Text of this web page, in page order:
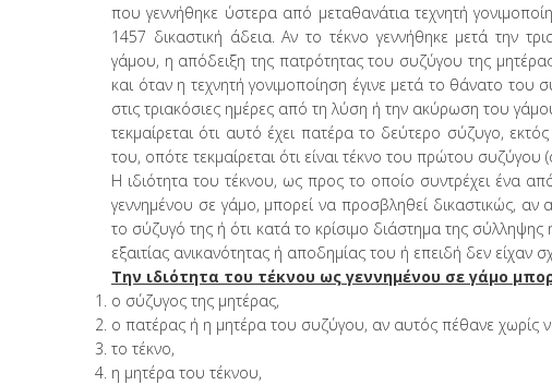
που γεννήθηκε ύστερα από μεταθανάτια τεχνητή
1457 δικαστική άδεια. Αν το τέκνο γεννήθηκε μετά την
γάμου, η απόδειξη της πατρότητας του συζύγου της μητέρας
και όταν η τεχνητή γονιμοποίηση έγινε μετά το θάνατο
στις τριακόσιες ημέρες από τη λύση ή την ακύρωση του
τεκμαίρεται ότι αυτό έχει πατέρα το δεύτερο σύζυγο,
του, οπότε τεκμαίρεται ότι είναι τέκνο του πρώτου συζύγου
Η ιδιότητα του τέκνου, ως προς το οποίο συντρέχει ένα
γεννημένου σε γάμο, μπορεί να προσβληθεί δικαστικώς, αν
το σύζυγό της ή ότι κατά το κρίσιμο διάστημα της
εξαιτίας ανικανότητας ή αποδημίας του ή επειδή δεν είχαν
Την ιδιότητα του τέκνου ως γεννημένου σε γάμο
ο σύζυγος της μητέρας,
ο πατέρας ή η μητέρα του συζύγου, αν αυτός πέθανε χωρίς
το τέκνο,
η μητέρα του τέκνου,